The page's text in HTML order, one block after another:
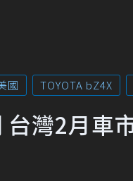
國 TOYOTA bZ4X
灣2月車